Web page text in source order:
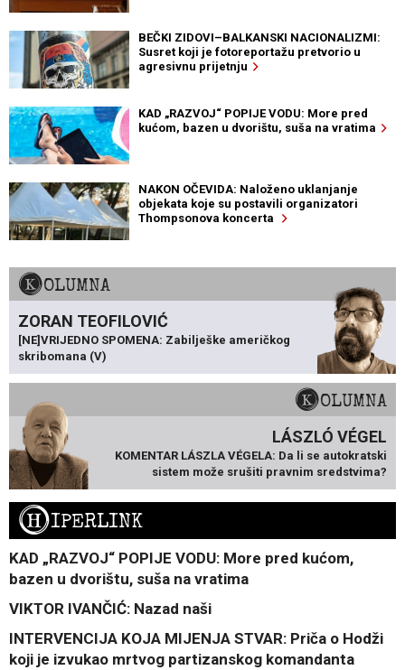
BEČKI ZIDOVI–BALKANSKI NACIONALIZMI:
Susret koji je fotoreportažu pretvorio u
agresivnu prijetnju
KAD „RAZVOJ“ POPIJE VODU: More pred
kućom, bazen u dvorištu, suša na vratima
NAKON OČEVIDA: Naloženo uklanjanje
objekata koje su postavili organizatori
Thompsonova koncerta
KOLUMNA
ZORAN TEOFILOVIĆ
[NE]VRIJEDNO SPOMENA: Zabilješke američkog
skribomana (V)
KOLUMNA
LÁSZLÓ VÉGEL
KOMENTAR LÁSZLA VÉGELA: Da li se autokratski
sistem može srušiti pravnim sredstvima?
HIPERLINK
KAD „RAZVOJ“ POPIJE VODU: More pred kućom,
bazen u dvorištu, suša na vratima
VIKTOR IVANČIĆ: Nazad naši
INTERVENCIJA KOJA MIJENJA STVAR: Priča o Hodži
koji je izvukao mrtvog partizanskog komandanta